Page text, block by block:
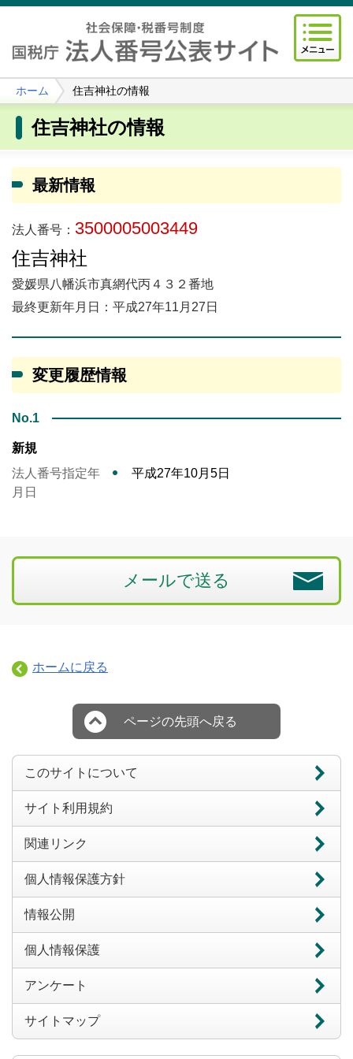
ホーム 住吉神社の情報
住吉神社の情報
最新情報
法人番号： 3500005003449
住吉神社
愛媛県八幡浜市真網代丙４３２番地
最終更新年月日：平成27年11月27日
変更履歴情報
No.1
新規
法人番号指定年
月日
平成27年10月5日
メールで送る
ホームに戻る
ページの先頭へ戻る
このサイトについて
サイト利用規約
関連リンク
個人情報保護方針
情報公開
個人情報保護
アンケート
サイトマップ